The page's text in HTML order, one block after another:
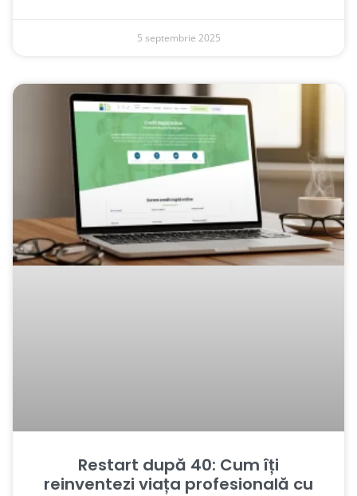
5 septembrie 2025
Restart după 40: Cum îți
reinventezi viața profesională cu